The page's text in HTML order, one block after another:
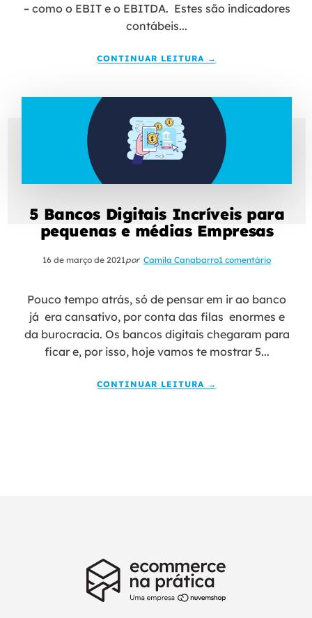
– como o EBIT e o EBITDA. Estes são indicadores
contábeis...
CONTINUAR LEITURA →
5 Bancos Digitais Incríveis para
pequenas e médias Empresas
16 de março de 2021por Camila Canabarro1 comentário
Pouco tempo atrás, só de pensar em ir ao banco
já era cansativo, por conta das filas enormes e
da burocracia. Os bancos digitais chegaram para
ficar e, por isso, hoje vamos te mostrar 5...
CONTINUAR LEITURA →